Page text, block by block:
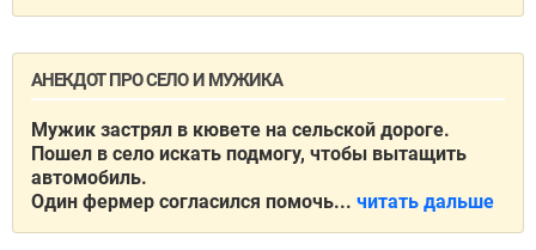
АНЕКДОТ ПРО СЕЛО И МУЖИКА
Мужик застрял в кювете на сельской дороге.
Пошел в село искать подмогу, чтобы вытащить
автомобиль.
Один фермер согласился помочь... читать дальше